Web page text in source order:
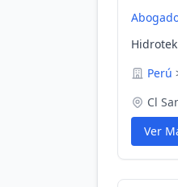
Perú
Cl
Ver